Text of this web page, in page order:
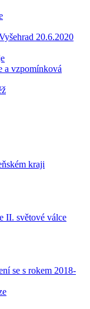
20.6.2020
a vzpomínková
kraji
II. světové válce
se s rokem 2018-